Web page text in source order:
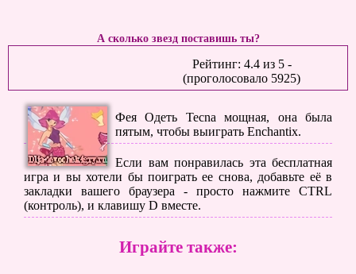
А сколько звезд поставишь ты?
Рейтинг: 4.4из 5-
(проголосовало 5925)
Фея Одеть Tecna мощная, она была
пятым, чтобы выиграть Enchantix.
Если вам понравилась эта бесплатная
игра и вы хотели бы поиграть ее снова, добавьте её в
закладки вашего браузера - просто нажмите CTRL
(контроль), и клавишу D вместе.
Играйте также: